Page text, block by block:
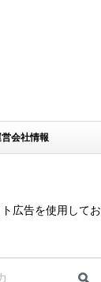
会社情報
広告を使用してお